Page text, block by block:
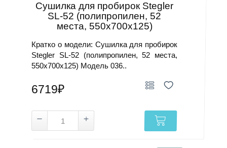
Сушилка для пробирок Stegler
SL-52 (полипропилен, 52
места, 550х700х125)
Кратко о модели: Сушилка для пробирок
Stegler SL-52 (полипропилен, 52 места,
550х700х125) Модель 036..
6719₽